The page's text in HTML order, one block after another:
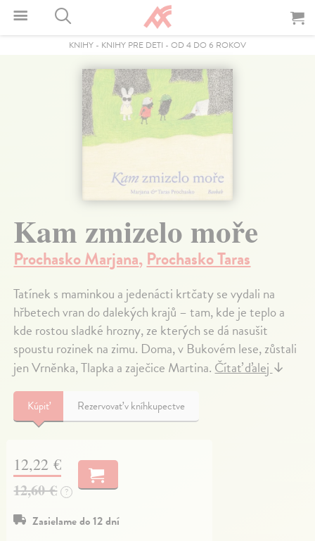
KNIHY - KNIHY PRE DETI - OD 4 DO 6 ROKOV
Kam zmizelo moře
Prochasko Marjana,Prochasko Taras
Tatínek s maminkou a jedenácti krtčaty se vydali na
hřbetech vran do dalekých krajů – tam, kde je teplo a
kde rostou sladké hrozny, ze kterých se dá nasušit
spoustu rozinek na zimu. Doma, v Bukovém lese, zůstali
jen Vrněnka, Tlapka a zaječice Martina.Čítať ďalej↓
Kúpiť Rezervovať v kníhkupectve
12,22 €
12,60 € ?
Zasielame do 12 dní